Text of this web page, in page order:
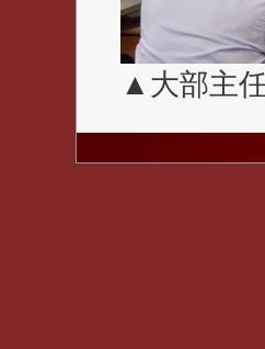
▲大部主